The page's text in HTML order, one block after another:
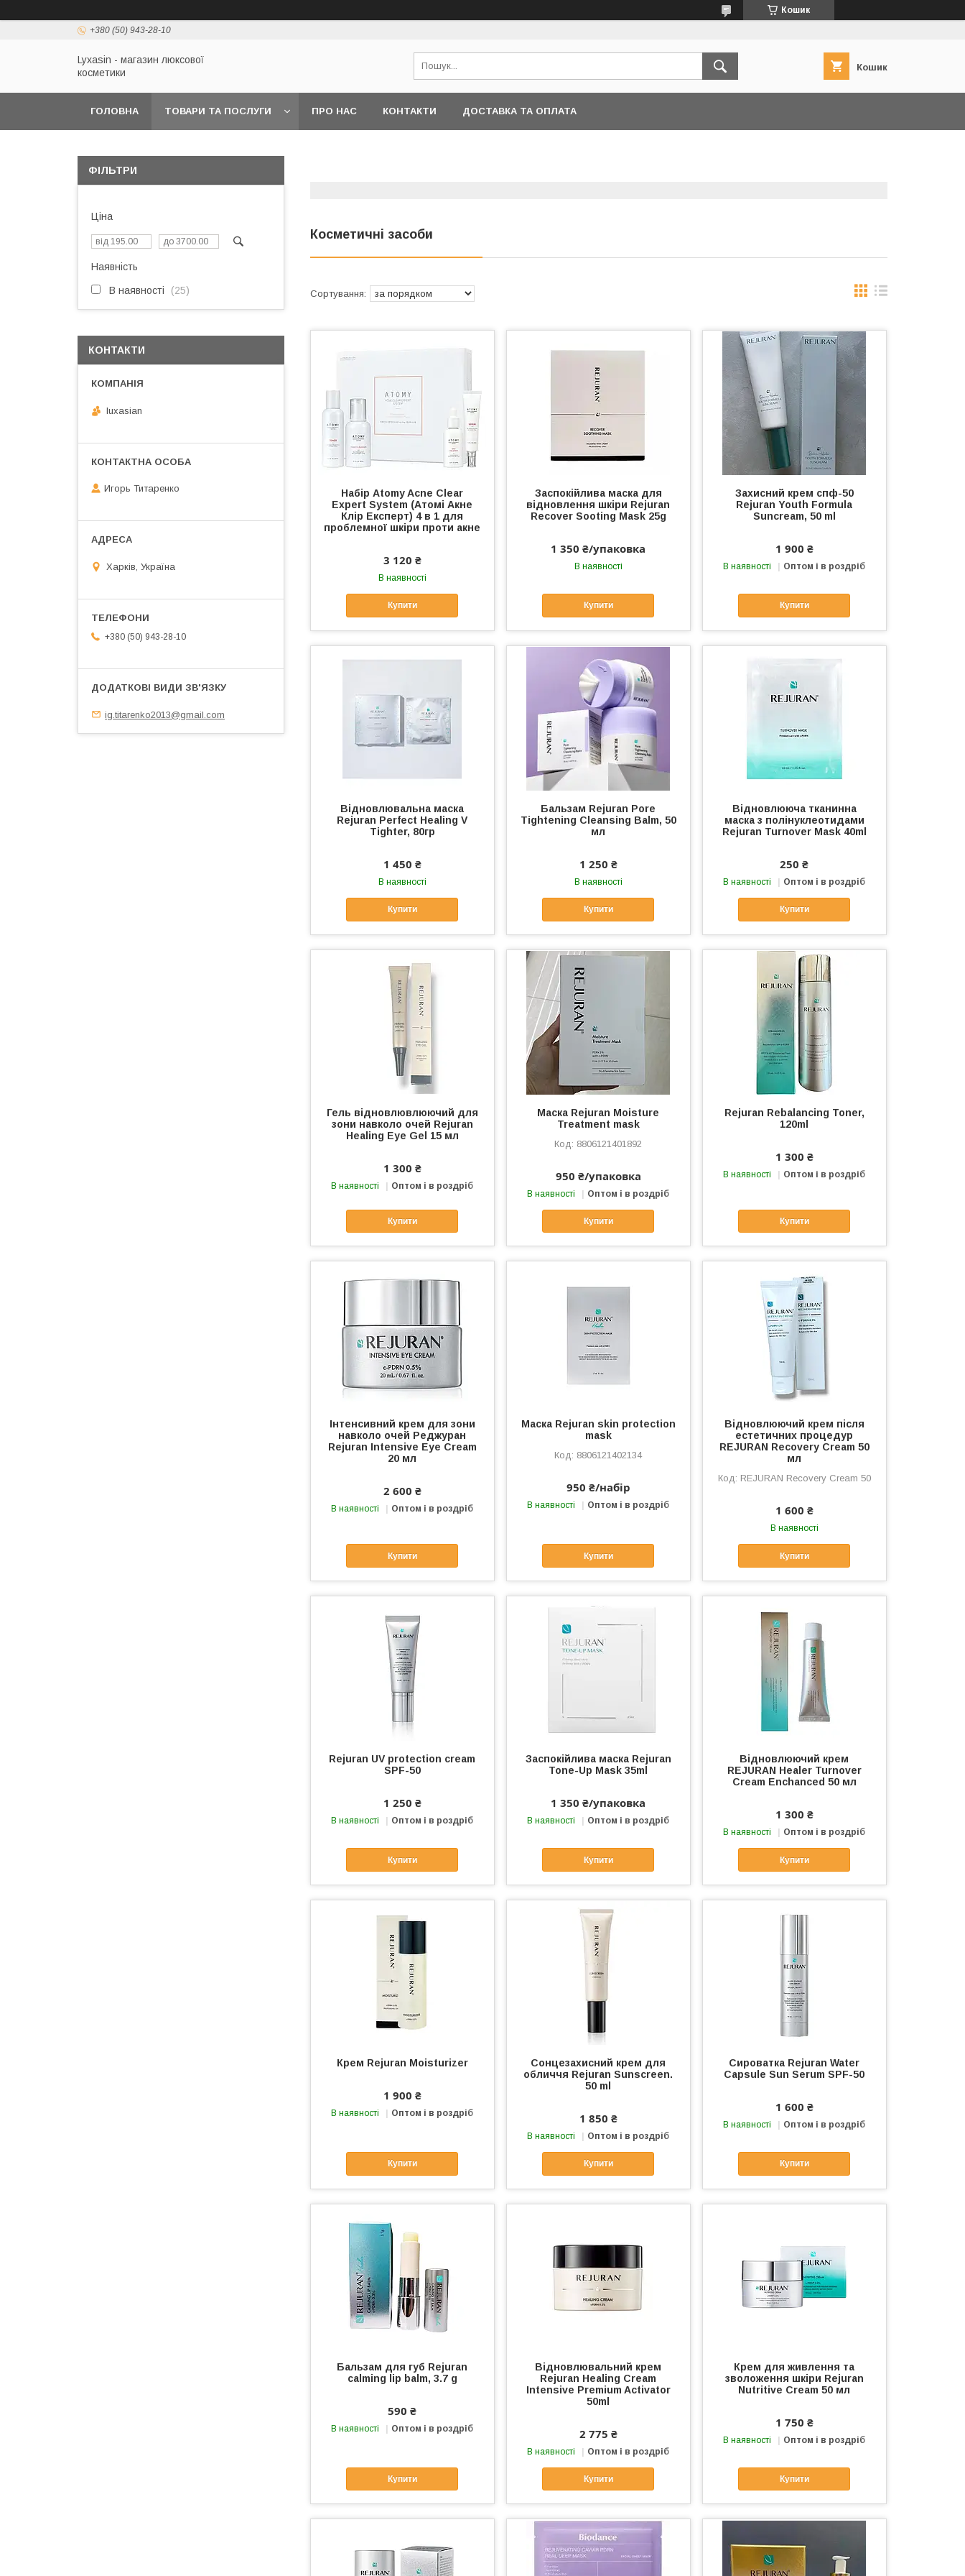
Кошик
+380 (50) 943-28-10
Lyxasin - магазин люксової
косметики
Кошик
ГОЛОВНА ТОВАРИ ТА ПОСЛУГИ ПРО НАС КОНТАКТИ ДОСТАВКА ТА ОПЛАТА
Косметичні засоби
Набір Atomy Acne Clear
Expert System (Атомі Акне
Клір Експерт) 4 в 1 для
проблемної шкіри проти акне
3 120 ₴
В наявності
Купити
Заспокійлива маска для
відновлення шкіри Rejuran
Recover Sooting Mask 25g
1 350 ₴/упаковка
В наявності
Купити
Захисний крем спф-50
Rejuran Youth Formula
Suncream, 50 ml
1 900 ₴
В наявності Оптом і в роздріб
Купити
Відновлювальна маска
Rejuran Perfect Healing V
Tighter, 80гр
1 450 ₴
В наявності
Купити
Бальзам Rejuran Pore
Tightening Cleansing Balm, 50
мл
1 250 ₴
В наявності
Купити
Відновлююча тканинна
маска з полінуклеотидами
Rejuran Turnover Mask 40ml
250 ₴
В наявності Оптом і в роздріб
Купити
Гель відновлювлюючий для
зони навколо очей Rejuran
Healing Eye Gel 15 мл
1 300 ₴
В наявності Оптом і в роздріб
Купити
Маска Rejuran Moisture
Treatment mask
8806121401892
950 ₴/упаковка
В наявності Оптом і в роздріб
Купити
Rejuran Rebalancing Toner,
120ml
1 300 ₴
В наявності Оптом і в роздріб
Купити
Інтенсивний крем для зони
навколо очей Реджуран
Rejuran Intensive Eye Cream
20 мл
2 600 ₴
В наявності Оптом і в роздріб
Купити
Маска Rejuran skin protection
mask
8806121402134
950 ₴/набір
В наявності Оптом і в роздріб
Купити
Відновлюючий крем після
естетичних процедур
REJURAN Recovery Cream 50
мл
REJURAN Recovery Cream 50
1 600 ₴
В наявності
Купити
Rejuran UV protection cream
SPF-50
1 250 ₴
В наявності Оптом і в роздріб
Купити
Заспокійлива маска Rejuran
Tone-Up Mask 35ml
1 350 ₴/упаковка
В наявності Оптом і в роздріб
Купити
Відновлюючий крем
REJURAN Healer Turnover
Cream Enchanced 50 мл
1 300 ₴
В наявності Оптом і в роздріб
Купити
Крем Rejuran Moisturizer
1 900 ₴
В наявності Оптом і в роздріб
Купити
Сонцезахисний крем для
обличчя Rejuran Sunscreen.
50 ml
1 850 ₴
В наявності Оптом і в роздріб
Купити
Сироватка Rejuran Water
Capsule Sun Serum SPF-50
1 600 ₴
В наявності Оптом і в роздріб
Купити
Бальзам для губ Rejuran
calming lip balm, 3.7 g
590 ₴
В наявності Оптом і в роздріб
Купити
Відновлювальний крем
Rejuran Healing Cream
Intensive Premium Activator
50ml
2 775 ₴
В наявності Оптом і в роздріб
Купити
Крем для живлення та
зволоження шкіри Rejuran
Nutritive Cream 50 мл
1 750 ₴
В наявності Оптом і в роздріб
Купити
ФІЛЬТРИ
Ціна
Наявність
В наявності 25
КОНТАКТИ
luxasian
Игорь Титаренко
Харків, Україна
+380 (50) 943-28-10
ig.titarenko2013@gmail.com